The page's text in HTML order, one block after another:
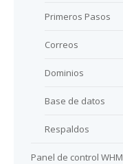
Primeros Pasos
Correos
Dominios
Base de datos
Respaldos
Panel de control WHM